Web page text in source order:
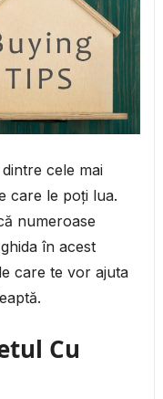
cele mai
care le poți lua.
numeroase
în acest
care te vor ajuta
Cu